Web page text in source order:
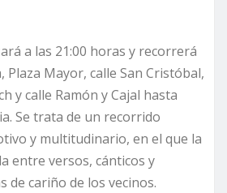
a las 21:00 horas y recorrerá
Plaza Mayor, calle San Cristóbal,
y calle Ramón y Cajal hasta
Se trata de un recorrido
y multitudinario, en el que la
entre versos, cánticos y
de cariño de los vecinos.